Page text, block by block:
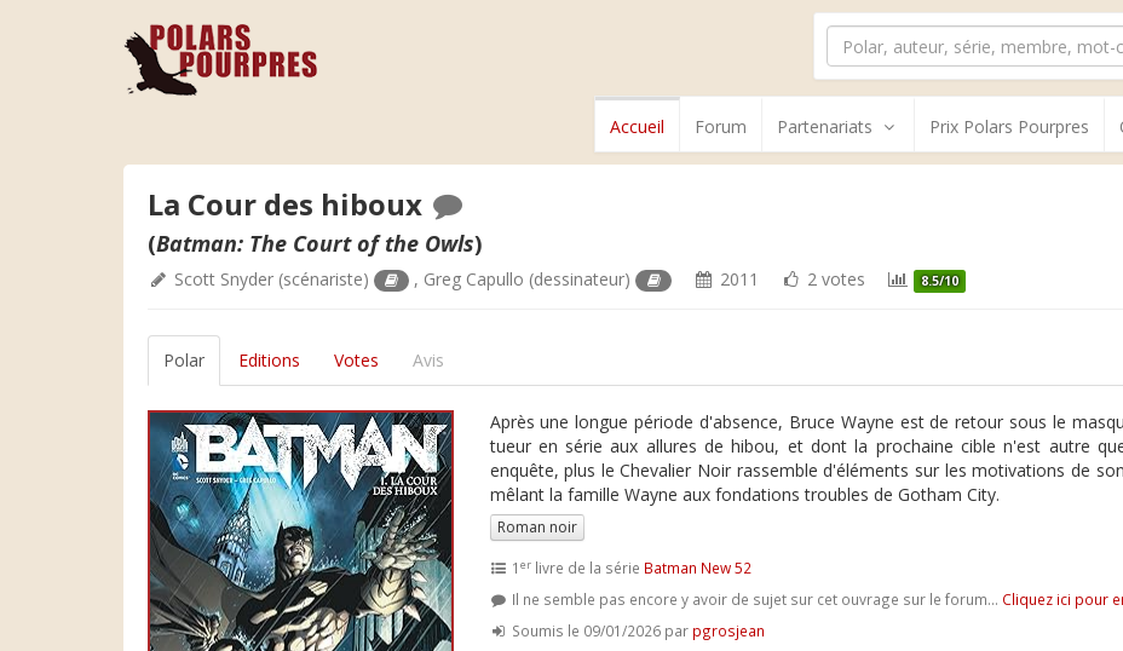
Accueil Forum Partenariats Prix Polars Pourpres
La Cour des hiboux
(Batman: The Court of the Owls)
Scott Snyder (scénariste) , Greg Capullo (dessinateur) 2011 2 votes 8.5/10
Polar Editions Votes Avis
Après une longue période d'absence, Bruce Wayne est de retour sous le
tueur en série aux allures de hibou, et dont la prochaine cible n'est autre
enquête, plus le Chevalier Noir rassemble d'éléments sur les motivations de
mêlant la famille Wayne aux fondations troubles de Gotham City.
Roman noir
1 erlivre de la série Batman New 52
Il ne semble pas encore y avoir de sujet sur cet ouvrage sur le forum... Cliquez ici pour
Soumis le 09/01/2026 par pgrosjean